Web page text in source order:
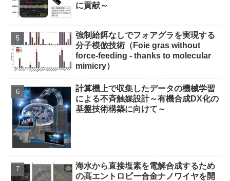
に貢献～
強制給餌なしでフォアグラを実現する
分子模倣技術（Foie gras without
force-feeding - thanks to molecular
mimicry）
計算機上で収集したデータの機械学習
による不斉触媒設計～有機合成DX化の
基盤技術構築に向けて～
海水から直接塩素を電解合成するため
の高エントロピー合金ナノワイヤを開